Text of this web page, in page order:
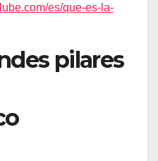
es/que-es-la-
pilares